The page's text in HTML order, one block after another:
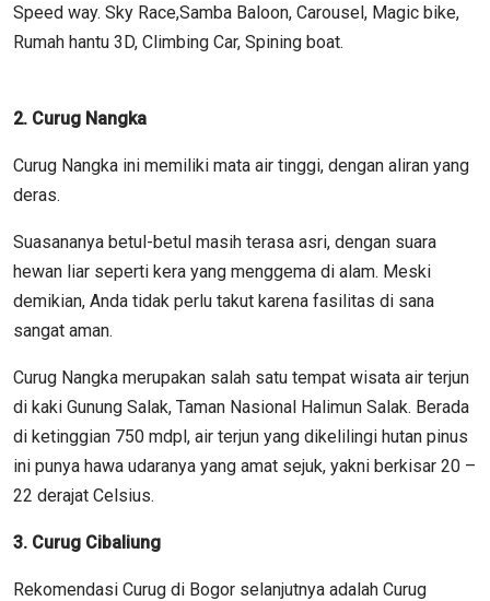
Speed way. Sky Race,Samba Baloon, Carousel, Magic bike,
Rumah hantu 3D, Climbing Car, Spining boat.
2. Curug Nangka
Curug Nangka ini memiliki mata air tinggi, dengan aliran yang
deras.
Suasananya betul-betul masih terasa asri, dengan suara
hewan liar seperti kera yang menggema di alam. Meski
demikian, Anda tidak perlu takut karena fasilitas di sana
sangat aman.
Curug Nangka merupakan salah satu tempat wisata air terjun
di kaki Gunung Salak, Taman Nasional Halimun Salak. Berada
di ketinggian 750 mdpl, air terjun yang dikelilingi hutan pinus
ini punya hawa udaranya yang amat sejuk, yakni berkisar 20 –
22 derajat Celsius.
3. Curug Cibaliung
Rekomendasi Curug di Bogor selanjutnya adalah Curug